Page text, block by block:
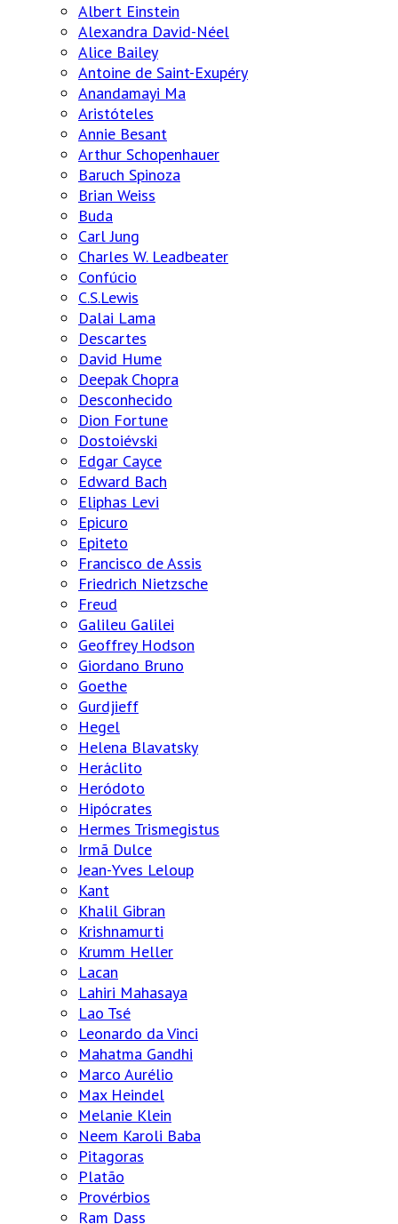
Albert Einstein
Alexandra David-Néel
Alice Bailey
Antoine de Saint-Exupéry
Anandamayi Ma
Aristóteles
Annie Besant
Arthur Schopenhauer
Baruch Spinoza
Brian Weiss
Buda
Carl Jung
Charles W. Leadbeater
Confúcio
C.S.Lewis
Dalai Lama
Descartes
David Hume
Deepak Chopra
Desconhecido
Dion Fortune
Dostoiévski
Edgar Cayce
Edward Bach
Eliphas Levi
Epicuro
Epiteto
Francisco de Assis
Friedrich Nietzsche
Freud
Galileu Galilei
Geoffrey Hodson
Giordano Bruno
Goethe
Gurdjieff
Hegel
Helena Blavatsky
Heráclito
Heródoto
Hipócrates
Hermes Trismegistus
Irmã Dulce
Jean-Yves Leloup
Kant
Khalil Gibran
Krishnamurti
Krumm Heller
Lacan
Lahiri Mahasaya
Lao Tsé
Leonardo da Vinci
Mahatma Gandhi
Marco Aurélio
Max Heindel
Melanie Klein
Neem Karoli Baba
Pitagoras
Platão
Provérbios
Ram Dass